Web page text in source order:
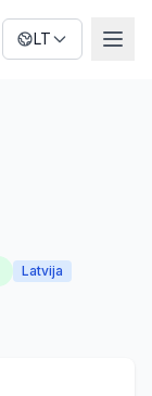
LT
Latvija